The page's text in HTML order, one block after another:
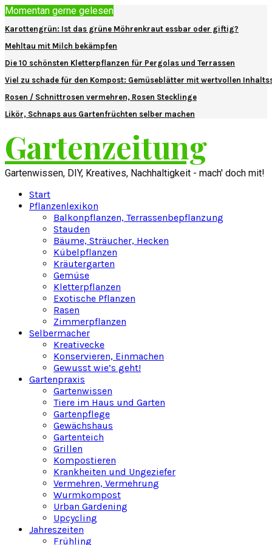
Momentan gerne gelesen
Karottengrün: Ist das grüne Möhrenkraut essbar oder giftig?
Mehltau mit Milch bekämpfen
Die 10 schönsten Kletterpflanzen für Pergolas und Terrassen
Viel zu schade für den Kompost: Gemüseblätter mit wertvollen
Rosen / Schnittrosen vermehren, Rosen Stecklinge
Likör, Schnaps aus Gartenfrüchten selber machen
Gartenzeitung
Gartenwissen, DIY, Kreatives, Nachhaltigkeit - mach' doch mit!
Start
Pflanzenlexikon
Balkonpflanzen, Terrassenbepflanzung
Stauden
Bäume, Sträucher, Hecken
Kübelpflanzen
Kräutergarten
Gemüse
Kletterpflanzen
Exotische Pflanzen
Rasen
Zimmerpflanzen
Selbermacher
Kreativecke
Konservieren, Einmachen
Gewusst wie’s geht!
Gartenpraxis
Gartenwissen
Tiere im Haus und Garten
Gartenpflege
Gewächshaus
Gartenteich
Grillen
Kompostieren
Krankheiten und Ungeziefer
Vermehren, Vermehrung
Wurmkompost
Urban Gardening
Upcycling
Jahreszeiten
Frühling